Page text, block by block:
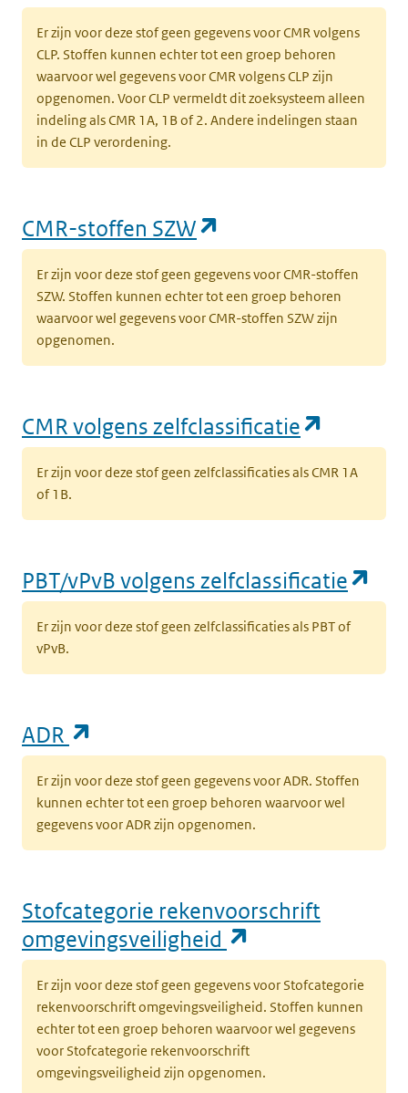
Er zijn voor deze stof geen gegevens voor CMR volgens
CLP. Stoffen kunnen echter tot een groep behoren
waarvoor wel gegevens voor CMR volgens CLP zijn
opgenomen. Voor CLP vermeldt dit zoeksysteem alleen
indeling als CMR 1A, 1B of 2. Andere indelingen staan
in de CLP verordening.
CMR-stoffen SZW
Er zijn voor deze stof geen gegevens voor CMR-stoffen
SZW. Stoffen kunnen echter tot een groep behoren
waarvoor wel gegevens voor CMR-stoffen SZW zijn
opgenomen.
CMR volgens zelfclassificatie
Er zijn voor deze stof geen zelfclassificaties als CMR 1A
of 1B.
PBT/vPvB volgens zelfclassificatie
Er zijn voor deze stof geen zelfclassificaties als PBT of
vPvB.
ADR
Er zijn voor deze stof geen gegevens voor ADR. Stoffen
kunnen echter tot een groep behoren waarvoor wel
gegevens voor ADR zijn opgenomen.
Stofcategorie rekenvoorschrift
omgevingsveiligheid
Er zijn voor deze stof geen gegevens voor Stofcategorie
rekenvoorschrift omgevingsveiligheid. Stoffen kunnen
echter tot een groep behoren waarvoor wel gegevens
voor Stofcategorie rekenvoorschrift
omgevingsveiligheid zijn opgenomen.